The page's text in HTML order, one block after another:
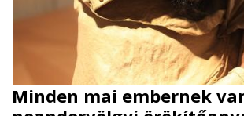
Minden mai embernek